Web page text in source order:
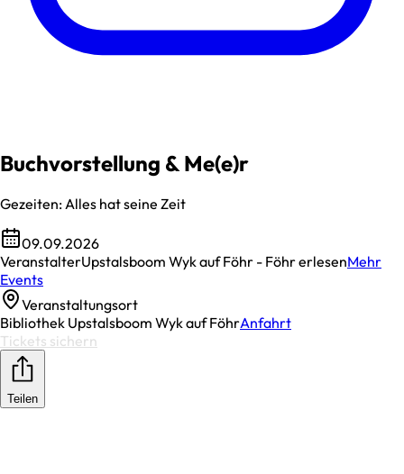
Buchvorstellung & Me(e)r
Gezeiten: Alles hat seine Zeit
09.09.2026
VeranstalterUpstalsboom Wyk auf Föhr - Föhr erlesenMehr
Events
Veranstaltungsort
Bibliothek Upstalsboom Wyk auf FöhrAnfahrt
Tickets sichern
Teilen